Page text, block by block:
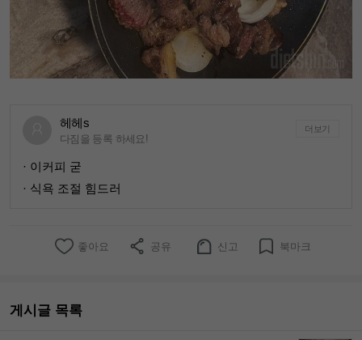
헤헤s
다짐을 등록 하세요!
더보기
· 이커피 굳
· 식욕 조절 힘드러
좋아요 공유 신고 북마크
게시글 목록